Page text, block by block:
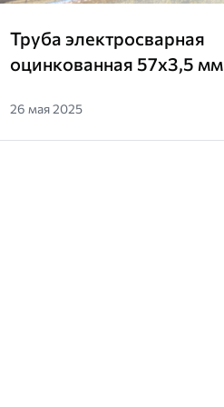
Труба электросварная
оцинкованная 57х3,5 мм
26 мая 2025